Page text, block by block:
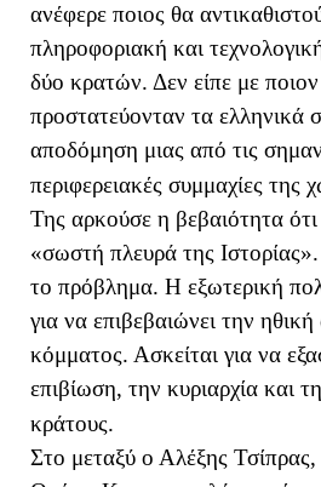
ανέφερε ποιος θα
πληροφοριακή και
δύο κρατών. Δεν είπε με
προστατεύονταν τα ελληνικά
αποδόμηση μιας από τις
περιφερειακές συμμαχίες της
Της αρκούσε η βεβαιότητα
«σωστή πλευρά της
το πρόβλημα. Η εξωτερική
για να επιβεβαιώνει την
κόμματος. Ασκείται για να
επιβίωση, την κυριαρχία και
κράτους.
Στο μεταξύ ο Αλέξης